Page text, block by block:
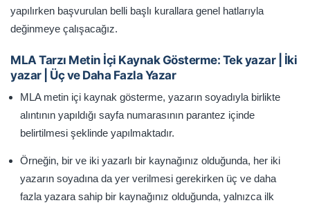
yapılırken başvurulan belli başlı kurallara genel hatlarıyla
değinmeye çalışacağız.
MLA Tarzı Metin İçi Kaynak Gösterme: Tek yazar | İki
yazar | Üç ve Daha Fazla Yazar
MLA metin içi kaynak gösterme, yazarın soyadıyla birlikte
alıntının yapıldığı sayfa numarasının parantez içinde
belirtilmesi şeklinde yapılmaktadır.
Örneğin, bir ve iki yazarlı bir kaynağınız olduğunda, her iki
yazarın soyadına da yer verilmesi gerekirken üç ve daha
fazla yazara sahip bir kaynağınız olduğunda, yalnızca ilk